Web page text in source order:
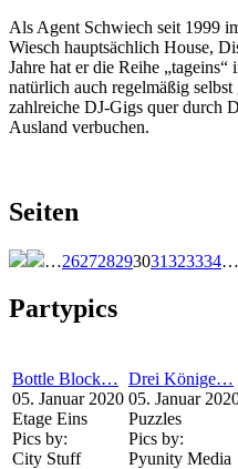
Als Agent Schwiech seit 1999
Wiesch hauptsächlich House,
Jahre hat er die Reihe
natürlich auch regelmäßig
zahlreiche DJ-Gigs quer durch
Ausland verbuchen.
Seiten
…262728293031323334…
Partypics
Bottle Block…
05. Januar 2020
Etage Eins
Pics by:
City Stuff
Drei Könige…
05. Januar
Puzzles
Pics by:
Pyunity Media